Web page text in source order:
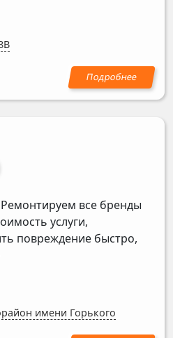
все бренды
услуги,
повреждение быстро,
имени Горького